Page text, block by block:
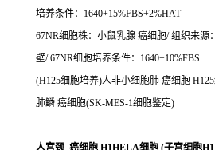
培养条件：1640+15%FBS+2%HAT
67NR细胞株：小鼠乳腺 癌细胞/ 组织来源
壁/ 67NR细胞培养条件：1640+10%FBS
(H125细胞培养)人非小细胞肺 癌细胞
肺鳞 癌细胞(SK-MES-1细胞鉴定)
人宫颈_癌细胞 H1HELA细胞 (子宫细胞